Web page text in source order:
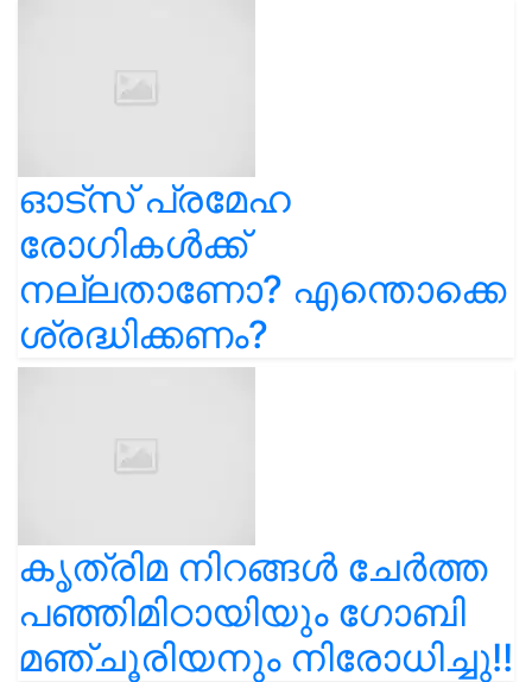
ഓട്സ് പ്രമേഹ
രോഗികൾക്ക്
നല്ലതാണോ? എന്തൊക്കെ
ശ്രദ്ധിക്കണം?
കൃത്രിമ നിറങ്ങൾ ചേർത്ത
പഞ്ഞിമിഠായിയും ഗോബി
മഞ്ചൂരിയനും നിരോധിച്ചു!!